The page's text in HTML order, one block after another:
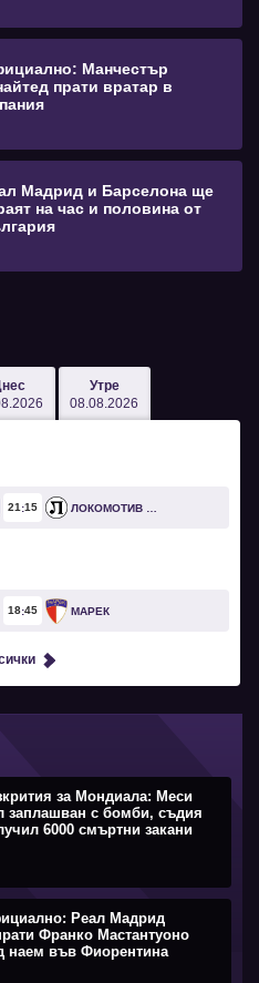
Манчестър
прати вратар в
Мадрид и Барселона ще
на час и половина от
Утре
08.08.2026
21 15 ЛОКОМОТИВ ПЛОВДИВ
18 45 МАРЕК
за Мондиала: Меси
заплашван с бомби, съдия
6000 смъртни закани
Реал Мадрид
Франко Мастантуоно
наем във Фиорентина